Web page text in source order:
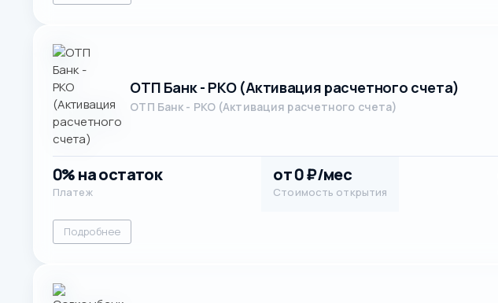
ОТП Банк - РКО (Активация расчетного счета)
ОТП Банк - РКО (Активация расчетного счета)
0% на остаток
Платеж
от 0 ₽/мес
Стоимость открытия
Подробнее